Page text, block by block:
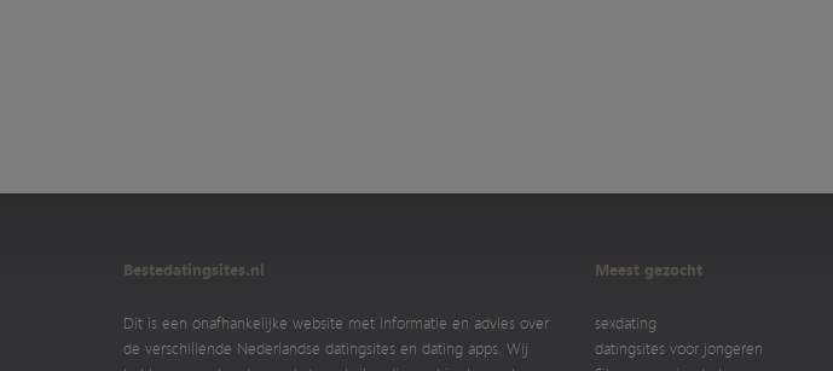
Bestedatingsites.nl
Dit is een onafhankelijke website met informatie en advies over
de verschillende Nederlandse datingsites en dating apps. Wij
Meest gezocht
sexdating
datingsites voor jongeren